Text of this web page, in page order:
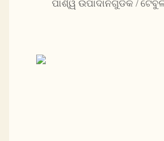
ପାର୍ଶ୍ୱ ଉପାଦାନଗୁଡିକ /